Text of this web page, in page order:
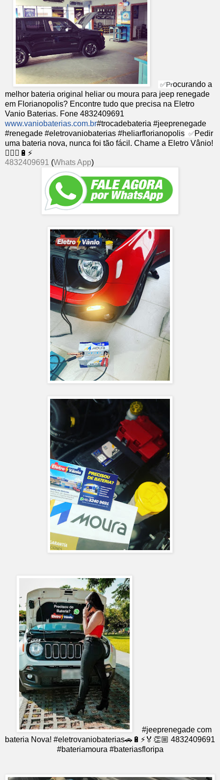
✅Procurando a
melhor bateria original heliar ou moura para jeep renegade
em Florianopolis? Encontre tudo que precisa na Eletro
Vanio Baterias. Fone 4832409691
www.vaniobaterias.com.br#trocadebateria #jeeprenegade
#renegade #eletrovaniobaterias #heliarflorianopolis ✅Pedir
uma bateria nova, nunca foi tão fácil. Chame a Eletro Vânio!
👨🏻‍⚕🔋⚡
4832409691 (Whats App)
#jeeprenegade com
bateria Nova! #eletrovaniobaterias🚗🔋⚡️🏅👏🏼 4832409691
#bateriamoura #bateriasfloripa